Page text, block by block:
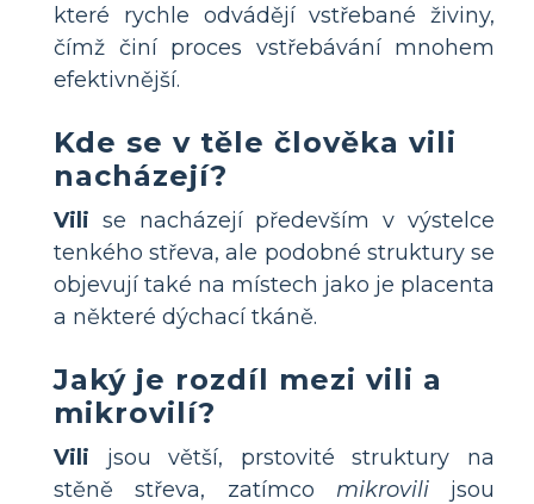
které rychle odvádějí vstřebané živiny,
čímž činí proces vstřebávání mnohem
efektivnější.
Kde se v těle člověka vili
nacházejí?
Vili se nacházejí především v výstelce
tenkého střeva, ale podobné struktury se
objevují také na místech jako je placenta
a některé dýchací tkáně.
Jaký je rozdíl mezi vili a
mikrovilí?
Vili jsou větší, prstovité struktury na
stěně střeva, zatímco mikrovilijsou